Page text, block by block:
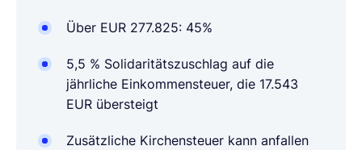
Über EUR 277.825: 45%
5,5 % Solidaritätszuschlag auf die
jährliche Einkommensteuer, die 17.543
EUR übersteigt
Zusätzliche Kirchensteuer kann anfallen